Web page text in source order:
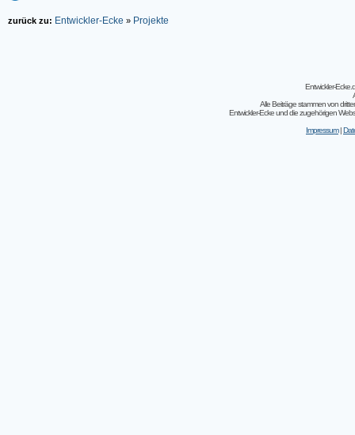
zurück zu: Entwickler-Ecke » Projekte
Entwickler-
Alle Beiträge stammen von
Entwickler-Ecke und die zugehörigen
Impressum|